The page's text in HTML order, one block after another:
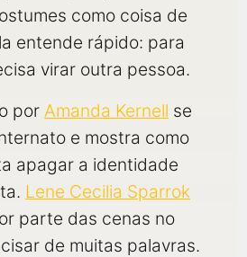
como coisa de
entende rápido: para
virar outra pessoa.
por Amanda Kernell se
e mostra como
apagar a identidade
Lene Cecilia Sparrok
parte das cenas no
de muitas palavras.